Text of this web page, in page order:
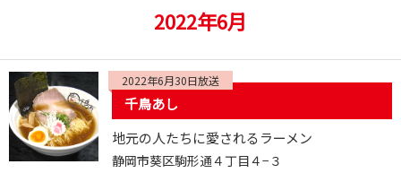
2022年6月
2022年6月30日放送
千鳥あし
地元の人たちに愛されるラーメン
静岡市葵区駒形通４丁目４−３